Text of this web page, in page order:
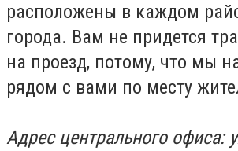
расположены в каждом
города. Вам не придется
на проезд, потому, что мы
рядом с вами по месту
Адрес центрального офиса: